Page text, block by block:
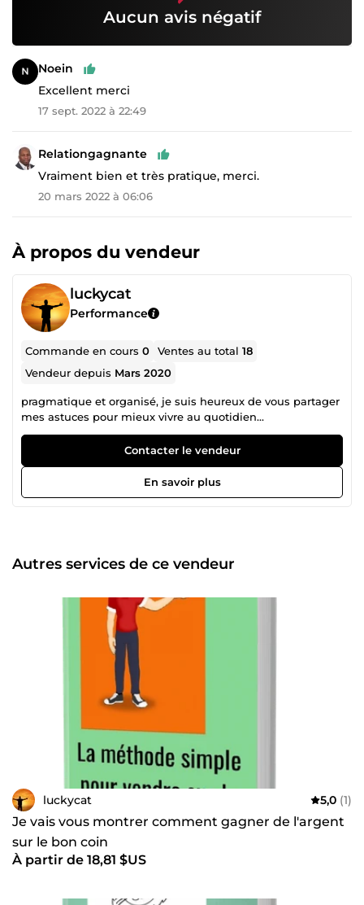
Aucun avis négatif
Noein
Excellent merci
17 sept. 2022 à 22:49
Relationgagnante
Vraiment bien et très pratique, merci.
20 mars 2022 à 06:06
À propos du vendeur
luckycat
Performance
Commande en cours0 Ventes au total18
Vendeur depuis Mars 2020
pragmatique et organisé, je suis heureux de vous partager
mes astuces pour mieux vivre au quotidien...
Contacter le vendeur
En savoir plus
Autres services de ce vendeur
luckycat 5,0 (1)
Je vais vous montrer comment gagner de l'argent
sur le bon coin
À partir de 18,81 $US